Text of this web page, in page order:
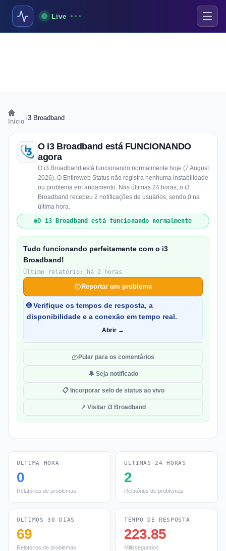
Live
Início i3 Broadband
O i3 Broadband está FUNCIONANDO
agora
O i3 Broadband está funcionando normalmente hoje (7 August
2026). O Entireweb Status não registra nenhuma instabilidade
ou problema em andamento. Nas últimas 24 horas, o i3
Broadband recebeu 2 notificações de usuários, sendo 0 na
última hora.
O i3 Broadband está funcionando normalmente
Tudo funcionando perfeitamente com o i3
Broadband!
Último relatório: há 2 horas
Reportar um problema
🌐 Verifique os tempos de resposta, a
disponibilidade e a conexão em tempo real.
Abrir →
Pular para os comentários
🔔 Seja notificado
📋 Incorporar selo de status ao vivo
↗ Visitar i3 Broadband
ÚLTIMA HORA
0
Relatórios de problemas
ÚLTIMAS 24 HORAS
2
Relatórios de problemas
ÚLTIMOS 30 DIAS
69
Relatórios de problemas
TEMPO DE RESPOSTA
223.85
Milissegundos